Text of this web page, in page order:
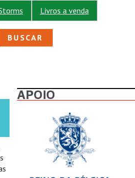
Livros a venda
DE
APOIO